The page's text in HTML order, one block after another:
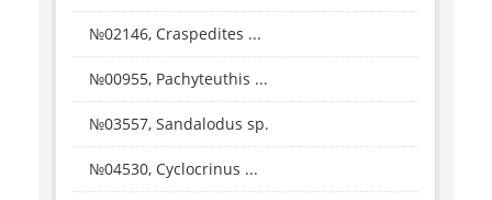
№02146, Craspedites ...
№00955, Pachyteuthis ...
№03557, Sandalodus sp.
№04530, Cyclocrinus ...